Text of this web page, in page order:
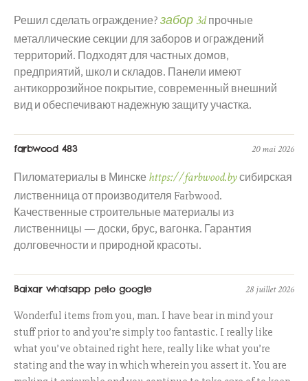
Решил сделать ограждение? забор 3dпрочные
металлические секции для заборов и ограждений
территорий. Подходят для частных домов,
предприятий, школ и складов. Панели имеют
антикоррозийное покрытие, современный внешний
вид и обеспечивают надежную защиту участка.
farbwood 483 20 mai 2026
Пиломатериалы в Минске https://farbwood.byсибирская
лиственница от производителя Farbwood.
Качественные строительные материалы из
лиственницы — доски, брус, вагонка. Гарантия
долговечности и природной красоты.
Baixar whatsapp pelo google 28 juillet 2026
Wonderful items from you, man. I have bear in mind your
stuff prior to and you’re simply too fantastic. I really like
what you’ve obtained right here, really like what you’re
stating and the way in which wherein you assert it. You are